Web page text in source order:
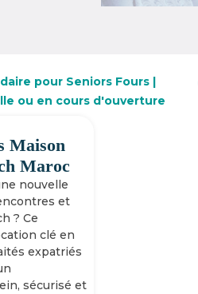
pour Seniors Fours |
ou en cours d'ouverture
Maison
Maroc
nouvelle
et
? Ce
clé en
expatriés
sécurisé et